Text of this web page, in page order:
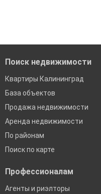
Поиск недвижимости
Квартиры Калининград
База объектов
Продажа недвижимости
Аренда недвижимости
По районам
Поиск по карте
Профессионалам
Агенты и риэлторы